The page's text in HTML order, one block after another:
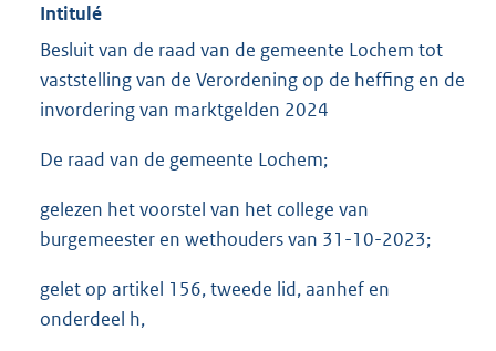
Intitulé
Besluit van de raad van de gemeente Lochem tot
vaststelling van de Verordening op de heffing en de
invordering van marktgelden 2024
De raad van de gemeente Lochem;
gelezen het voorstel van het college van
burgemeester en wethouders van 31-10-2023;
gelet op artikel 156, tweede lid, aanhef en
onderdeel h,